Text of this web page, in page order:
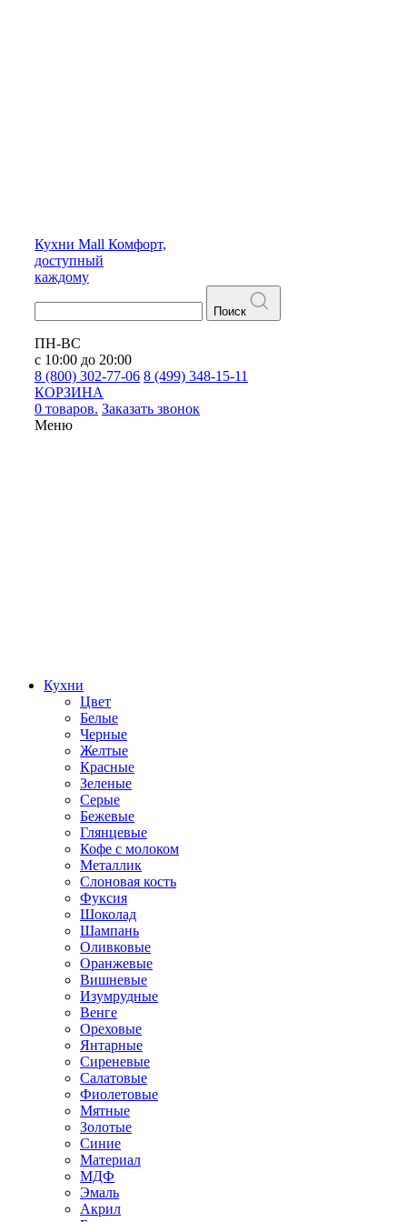
Кухни Mall Комфорт,
доступный
каждому
Поиск
ПН-ВС
с 10:00 до 20:00
8 (800) 302-77-06 8 (499) 348-15-11
КОРЗИНА
0 товаров. Заказать звонок
Меню
Кухни
Цвет
Белые
Черные
Желтые
Красные
Зеленые
Серые
Бежевые
Глянцевые
Кофе с молоком
Металлик
Слоновая кость
Фуксия
Шоколад
Шампань
Оливковые
Оранжевые
Вишневые
Изумрудные
Венге
Ореховые
Янтарные
Сиреневые
Салатовые
Фиолетовые
Мятные
Золотые
Синие
Материал
МДФ
Эмаль
Акрил